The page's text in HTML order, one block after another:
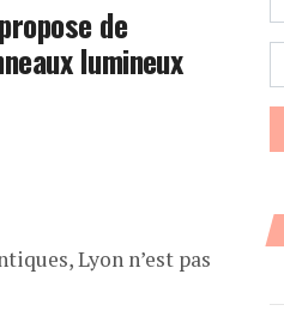
de
lumineux
Lyon n’est pas